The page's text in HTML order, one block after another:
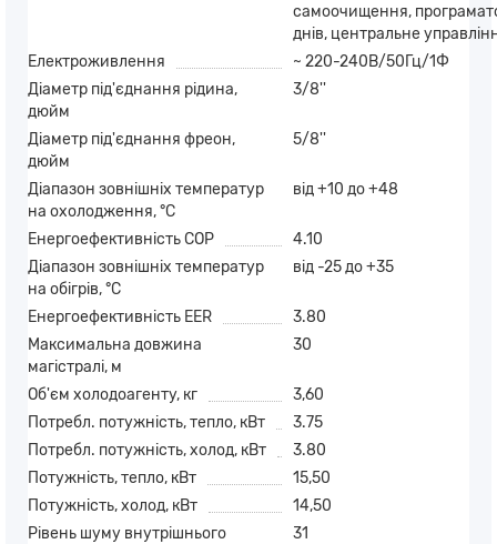
самоочищення,
днів, центральне
Електроживлення
~ 220-240В/50Гц/1Ф
Діаметр під'єднання рідина,
дюйм
3/8''
Діаметр під'єднання фреон,
дюйм
5/8''
Діапазон зовнішніх температур
на охолодження, °С
від +10 до +48
Енергоефективність COP
4.10
Діапазон зовнішніх температур
на обігрів, °С
від -25 до +35
Енергоефективність EER
3.80
Максимальна довжина
магістралі, м
30
Об'єм холодоагенту, кг
3,60
Потребл. потужність, тепло, кВт
3.75
Потребл. потужність, холод, кВт
3.80
Потужність, тепло, кВт
15,50
Потужність, холод, кВт
14,50
Рівень шуму внутрішнього
31